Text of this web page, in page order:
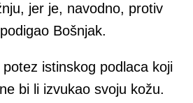
jer je, navodno, protiv
Bošnjak.
istinskog podlaca koji
bi li izvukao svoju kožu.